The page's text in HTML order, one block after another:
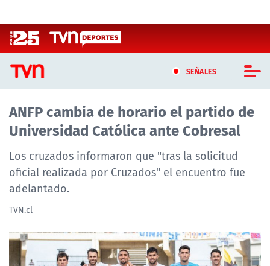
SEÑALES
CASTING MASTERCHEF CHILE
CASTING TVN VERTICAL
TVN VERTICAL
TVN PLAY
TELESERIES
ANFP cambia de horario el partido de
Universidad Católica ante Cobresal
Los cruzados informaron que "tras la solicitud
oficial realizada por Cruzados" el encuentro fue
adelantado.
TVN.cl